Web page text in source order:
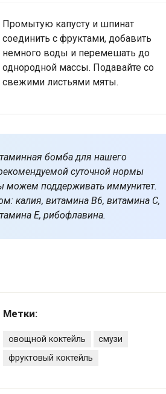
Промытую капусту и шпинат
соединить с фруктами, добавить
немного воды и перемешать до
однородной массы. Подавайте со
свежими листьями мяты.
бомба для нашего
суточной нормы
можем поддерживать иммунитет.
калия, витамина В6, витамина С,
Е, рибофлавина.
Метки:
овощной коктейль
смузи
фруктовый коктейль